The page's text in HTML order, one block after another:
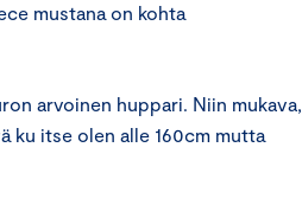
mustana on kohta
arvoinen huppari. Niin mukava,
ku itse olen alle 160cm mutta